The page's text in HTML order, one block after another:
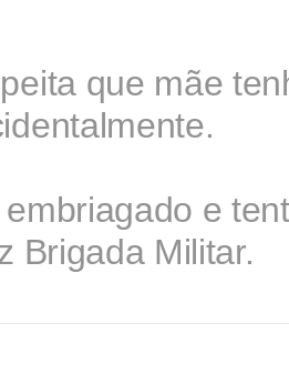
que mãe
e
Brigada Militar.